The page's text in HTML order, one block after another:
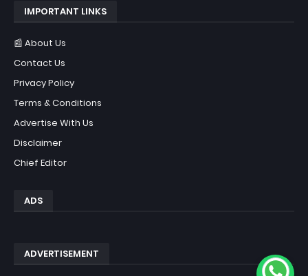
IMPORTANT LINKS
📰 About Us
Contact Us
Privacy Policy
Terms & Conditions
Advertise With Us
Disclaimer
Chief Editor
ADS
ADVERTISEMENT